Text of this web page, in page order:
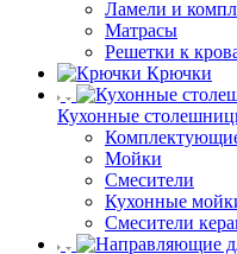
Ламели и
Матрасы
Решетки к
Крючки
Кухонные
Мойки
Смесители
Кухонные
Смесители